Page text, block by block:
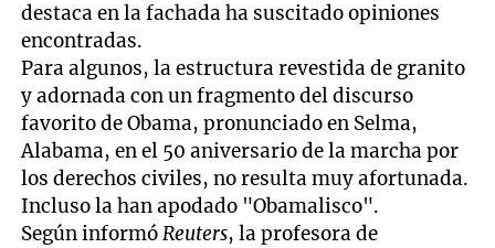
destaca en la fachada ha suscitado opiniones
encontradas.
Para algunos, la estructura revestida de granito
y adornada con un fragmento del discurso
favorito de Obama, pronunciado en Selma,
Alabama, en el 50 aniversario de la marcha por
los derechos civiles, no resulta muy afortunada.
Incluso la han apodado "Obamalisco".
Según informóReuters, la profesora de